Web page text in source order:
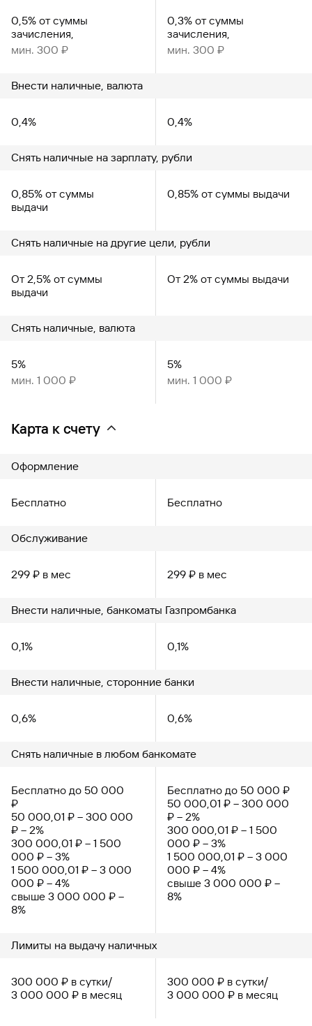
0,5% от суммы
зачисления,
мин. 300 ₽
0,3% от суммы
зачисления,
мин. 300 ₽
Внести наличные, валюта
0,4% 0,4%
Снять наличные на зарплату, рубли
0,85% от суммы
выдачи
0,85% от суммы выдачи
Снять наличные на другие цели, рубли
От 2,5% от суммы
выдачи
От 2% от суммы выдачи
Снять наличные, валюта
5%
мин. 1 000 ₽
5%
мин. 1 000 ₽
Карта к счету
Оформление
Бесплатно Бесплатно
Обслуживание
299 ₽ в мес 299 ₽ в мес
Внести наличные, банкоматы Газпромбанка
0,1% 0,1%
Внести наличные, сторонние банки
0,6% 0,6%
Снять наличные в любом банкомате
Бесплатно до 50 000
₽
50 000,01 ₽ – 300 000
₽ – 2%
300 000,01 ₽ – 1 500
000 ₽ – 3%
1 500 000,01 ₽ – 3 000
000 ₽ – 4%
свыше 3 000 000 ₽ –
8%
Бесплатно до 50 000 ₽
50 000,01 ₽ – 300 000
₽ – 2%
300 000,01 ₽ – 1 500
000 ₽ – 3%
1 500 000,01 ₽ – 3 000
000 ₽ – 4%
свыше 3 000 000 ₽ –
8%
Лимиты на выдачу наличных
300 000 ₽ в сутки/
3 000 000 ₽ в месяц
300 000 ₽ в сутки/
3 000 000 ₽ в месяц